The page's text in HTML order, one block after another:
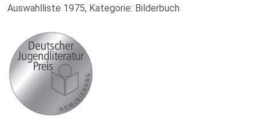
Auswahlliste 1975, Kategorie: Bilderbuch